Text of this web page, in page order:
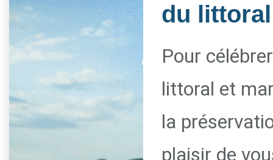
du littoral
Pour
littoral et
la
plaisir de